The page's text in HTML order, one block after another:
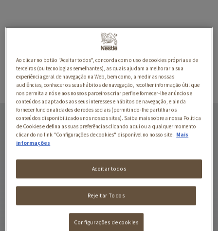
STARBUCKS®
ESPRESSO ROAST BY
NESPRESSO®
Todas as bebidas de café
começaram aqui. A
aventura teve início em
1975 com a procura da
Ao clicar no botão "Aceitar todos", concorda com o uso de cookies próprias e de
terceiros (ou tecnologias semelhantes), as quais ajudam a melhorar a sua
experiência geral de navegação na Web, bem como, a medir as nossas
audiências, conhecer os seus hábitos de navegação, recolher informação útil que
nos permita a nós e aos nossos parceiros criar perfis e fornecer-lhe anúncios e
conteúdos adaptados aos seus interesses e hábitos de navegação, e ainda
fornecer funcionalidades de redes sociais (permitindo-lhe partilhar os
conteúdos disponibilizados nos nossos sites). Saiba mais sobre a nossa Política
de Cookies e defina as suas preferências clicando aqui ou a qualquer momento
clicando no link "Configurações de cookies" disponível no nosso site. Mais
informações
Rejeitar Todos
Aceitar todos
Configurações de cookies